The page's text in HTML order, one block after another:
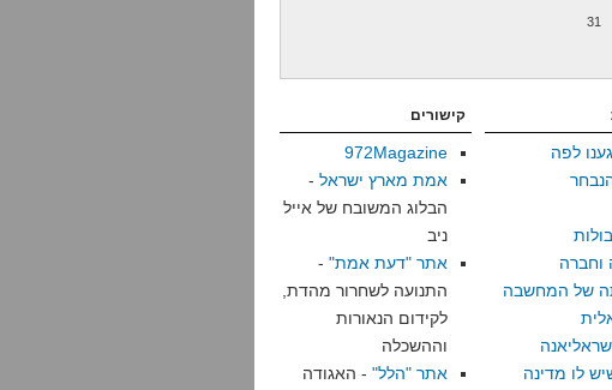
31
לפה
של המחשבה
לו מדינה
קישורים
972Magazine
אמת מארץ ישראל -
הבלוג המשובח של אייל
ניב
אתר "דעת אמת" -
התנועה לשחרור מהדת,
לקידום הנאורות
וההשכלה
אתר "הלל" - האגודה